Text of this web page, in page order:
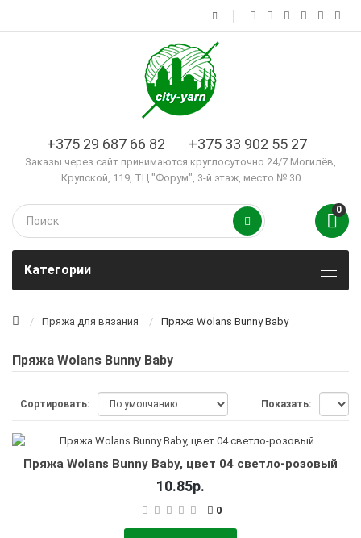
+375 29 687 66 82 +375 33 902 55 27
Заказы через сайт принимаются круглосуточно 24/7 Могилёв,
Крупской, 119, ТЦ "Форум", 3-й этаж, место № 30
0
Kатегории
Пряжа для вязания Пряжа Wolans Bunny Baby
Пряжа Wolans Bunny Baby
Сортировать: Показать:
Пряжа Wolans Bunny Baby, цвет 04 светло-розовый
10.85р.
0